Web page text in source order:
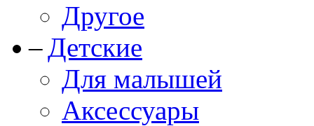
Другое
Детские
Для малышей
Аксессуары